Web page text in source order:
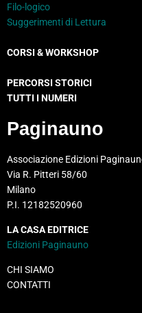
Filo-logico
Suggerimenti di Lettura
CORSI & WORKSHOP
PERCORSI STORICI
TUTTI I NUMERI
Paginauno
Associazione Edizioni
Via R. Pitteri 58/60
Milano
P.I. 12182520960
LA CASA EDITRICE
Edizioni Paginauno
CHI SIAMO
CONTATTI